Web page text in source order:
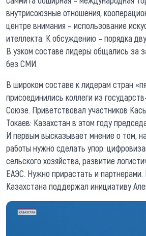
внутрисоюзные отношения,
центре внимания – использование
ителлекта. К обсуждению – порядка
В узком составе лидеры общались за
без СМИ.
В широком составе к лидерам стран
присоединились коллеги из
Союзе. Приветствовал участников
Токаев: Казахстан в этом году
И первым высказывает мнение о том,
работы нужно сделать упор:
сельского хозяйства, развитие
ЕАЭС. Нужно прирастать и
Казахстана поддержал инициативу